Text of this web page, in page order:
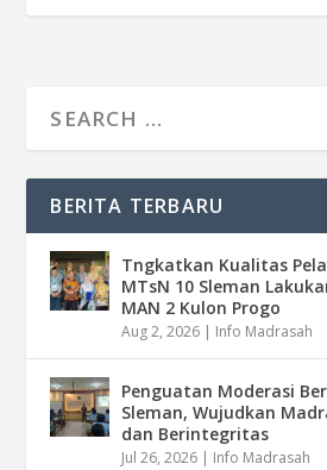
BERITA TERBARU
Tngkatkan Kualitas
MTsN 10 Sleman
MAN 2 Kulon Progo
Aug 2, 2026 | Info Madrasah
Penguatan Moderasi
Sleman, Wujudkan
dan Berintegritas
Jul 26, 2026 | Info Madrasah